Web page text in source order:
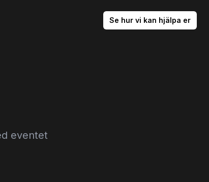
Se hur vi kan hjälpa er
eventet